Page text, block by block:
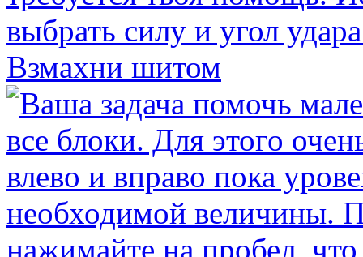
Взмахни шитом